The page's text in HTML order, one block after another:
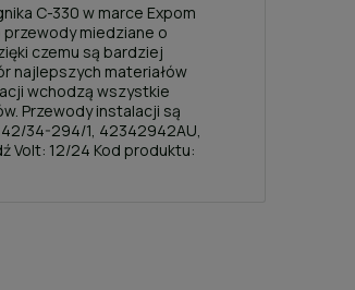
C-330 w marce Expom
miedziane o
czemu są bardziej
najlepszych materiałów
wchodzą wszystkie
Przewody instalacji są
34-294/1, 42342942AU,
Volt: 12/24 Kod produktu: